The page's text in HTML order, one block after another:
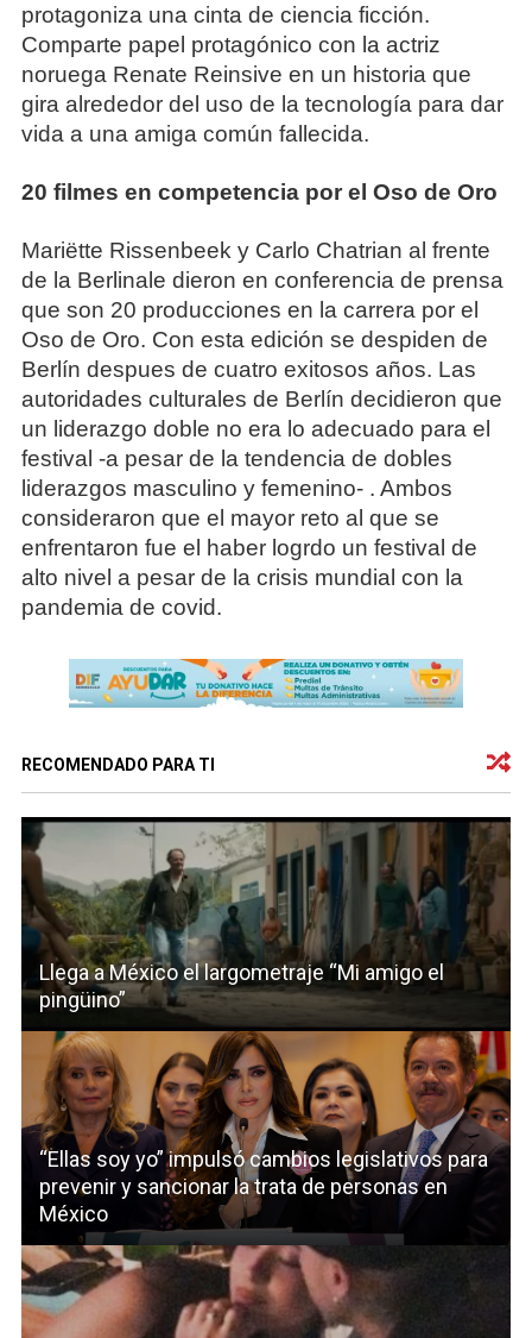
protagoniza una cinta de ciencia ficción.
Comparte papel protagónico con la actriz
noruega Renate Reinsive en un historia que
gira alrededor del uso de la tecnología para dar
vida a una amiga común fallecida.
20 filmes en competencia por el Oso de Oro
Mariëtte Rissenbeek y Carlo Chatrian al frente
de la Berlinale dieron en conferencia de prensa
que son 20 producciones en la carrera por el
Oso de Oro. Con esta edición se despiden de
Berlín despues de cuatro exitosos años. Las
autoridades culturales de Berlín decidieron que
un liderazgo doble no era lo adecuado para el
festival -a pesar de la tendencia de dobles
liderazgos masculino y femenino- . Ambos
consideraron que el mayor reto al que se
enfrentaron fue el haber logrdo un festival de
alto nivel a pesar de la crisis mundial con la
pandemia de covid.
RECOMENDADO PARA TI
Llega a México el largometraje “Mi amigo el
pingüino”
“Ellas soy yo” impulsó cambios legislativos para
prevenir y sancionar la trata de personas en
México